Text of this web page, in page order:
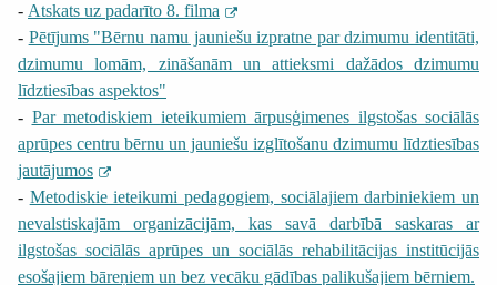
- Atskats uz padarīto 8. filma
- Pētījums "Bērnu namu jauniešu izpratne par dzimumu identitāti,
dzimumu lomām, zināšanām un attieksmi dažādos dzimumu
līdztiesības aspektos"
- Par metodiskiem ieteikumiem ārpusģimenes ilgstošas sociālās
aprūpes centru bērnu un jauniešu izglītošanu dzimumu līdztiesības
jautājumos
- Metodiskie ieteikumi pedagogiem, sociālajiem darbiniekiem un
nevalstiskajām organizācijām, kas savā darbībā saskaras ar
ilgstošas sociālās aprūpes un sociālās rehabilitācijas institūcijās
esošajiem bāreņiem un bez vecāku gādības palikušajiem bērniem.